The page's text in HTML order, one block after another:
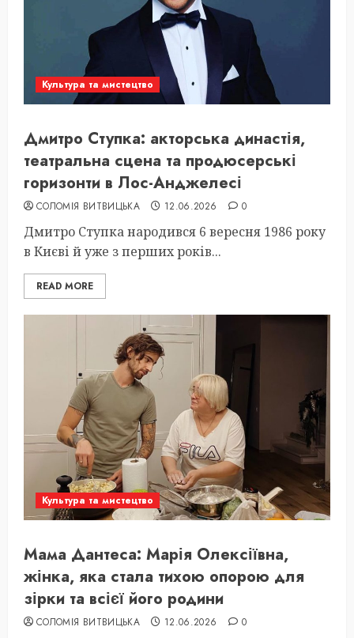
Культура та мистецтво
Дмитро Ступка: акторська династія,
театральна сцена та продюсерські
горизонти в Лос-Анджелесі
СОЛОМІЯ ВИТВИЦЬКА 12.06.2026 0
Дмитро Ступка народився 6 вересня 1986 року
в Києві й уже з перших років...
READ MORE
Культура та мистецтво
Мама Дантеса: Марія Олексіївна,
жінка, яка стала тихою опорою для
зірки та всієї його родини
СОЛОМІЯ ВИТВИЦЬКА 12.06.2026 0